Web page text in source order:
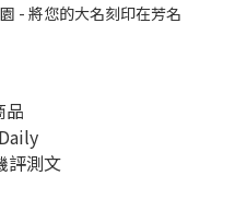
- 將您的大名刻印在芳名
品
y
評測文